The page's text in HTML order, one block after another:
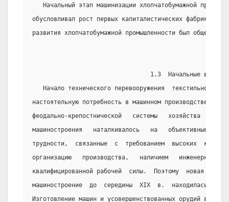
Начальный этап машинизации хлопчатобумажной
обусловливал рост первых капиталистических фабрик.
развития хлопчатобумажной промышленности был
1.3  Начальные шаги
Начало технического перевооружения  текстильной
настоятельную потребность в машинном производстве.
феодально-крепостнической   системы   хозяйства
машиностроения   наталкивалось   на   объективные,
трудности,  связанные  с  требованием  высоких
организацию   производства,   наличием   инженерно-
квалифицированной рабочей  силы.  Поэтому  новая
машиностроение  до  середины  XIX  в.  находилась  в
Изготовление машин и усовершенствованных орудий в